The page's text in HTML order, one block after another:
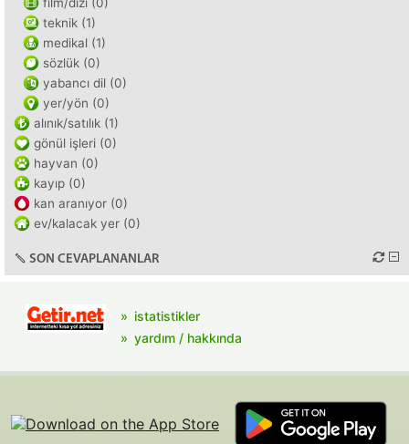
teknik (1)
medikal (1)
sözlük (0)
yabancı dil (0)
yer/yön (0)
alınık/satılık (1)
gönül işleri (0)
hayvan (0)
kayıp (0)
kan aranıyor (0)
ev/kalacak yer (0)
SON CEVAPLANANLAR
istatistikler
yardım / hakkında